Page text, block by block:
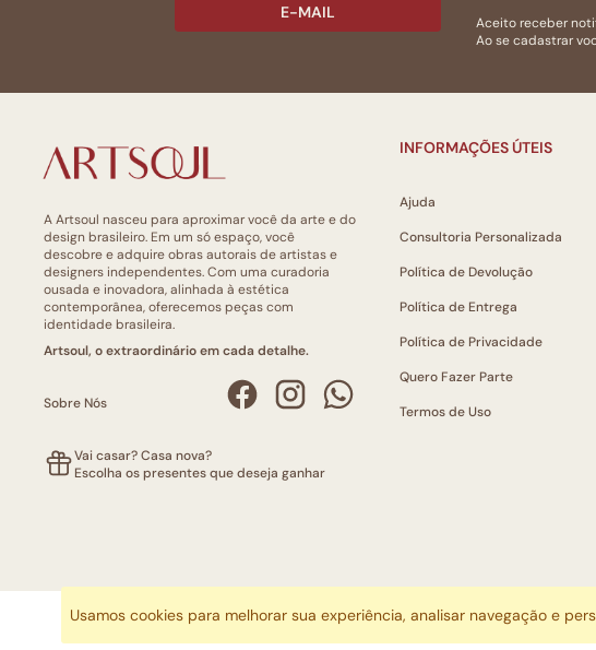
E-MAIL
Aceito receber
Ao se cadastrar
A Artsoul nasceu para aproximar você da arte e do
design brasileiro. Em um só espaço, você
descobre e adquire obras autorais de artistas e
designers independentes. Com uma curadoria
ousada e inovadora, alinhada à estética
contemporânea, oferecemos peças com
identidade brasileira.
Artsoul, o extraordinário em cada detalhe.
Sobre Nós
Vai casar? Casa nova?
Escolha os presentes que deseja ganhar
INFORMAÇÕES ÚTEIS
Ajuda
Consultoria Personalizada
Política de Devolução
Política de Entrega
Política de Privacidade
Quero Fazer Parte
Termos de Uso
ARTSOUL
Usamos cookies para melhorar sua experiência, analisar navegação e